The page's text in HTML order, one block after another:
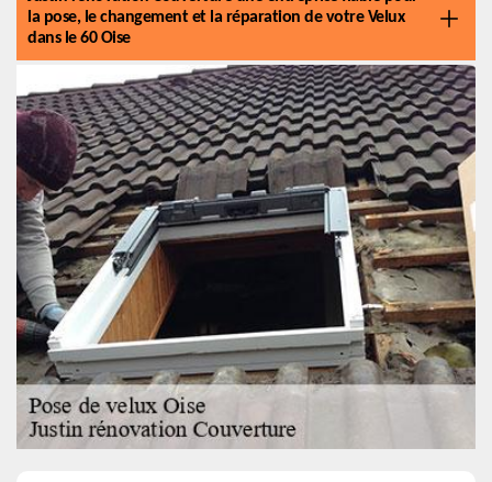
la pose, le changement et la réparation de votre Velux
dans le 60 Oise